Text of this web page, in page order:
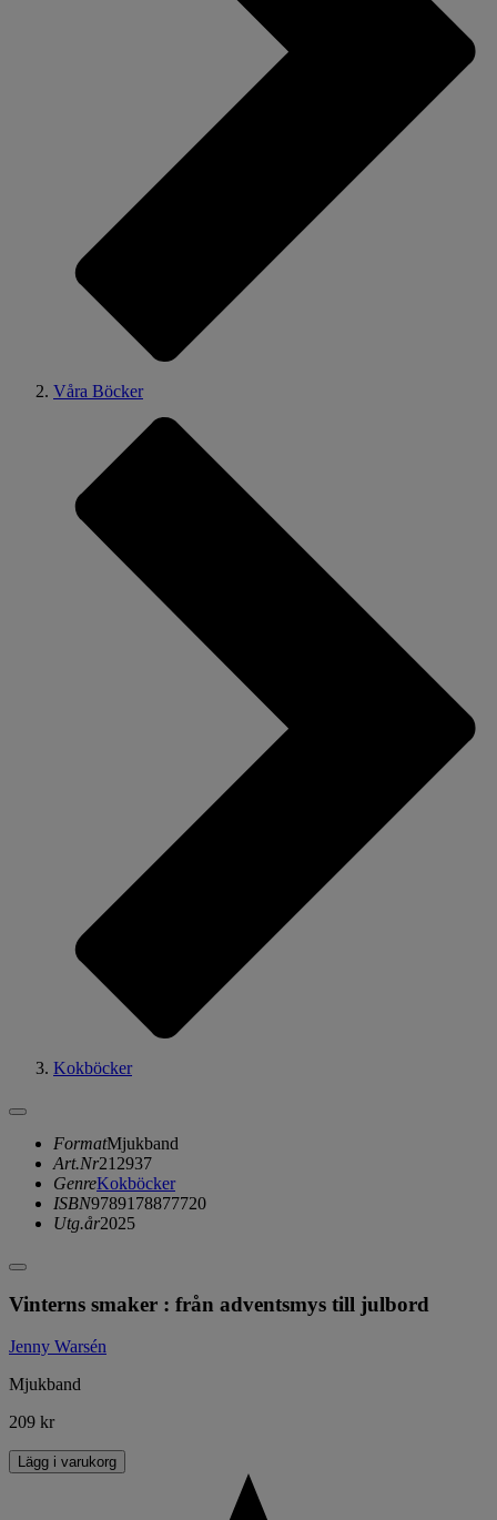
Våra Böcker
Kokböcker
FormatMjukband
Art.Nr212937
GenreKokböcker
ISBN9789178877720
Utg.år2025
Vinterns smaker : från adventsmys till julbord
Jenny Warsén
Mjukband
209 kr
Lägg i varukorg